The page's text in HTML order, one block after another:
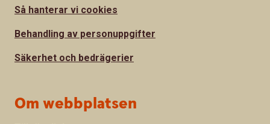
Så hanterar vi cookies
Behandling av personuppgifter
Säkerhet och bedrägerier
Om webbplatsen